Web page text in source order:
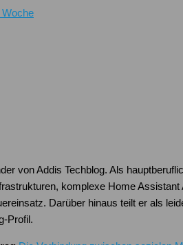
von Addis Techblog. Als
komplexe Home
Darüber hinaus teilt er als
Profil.